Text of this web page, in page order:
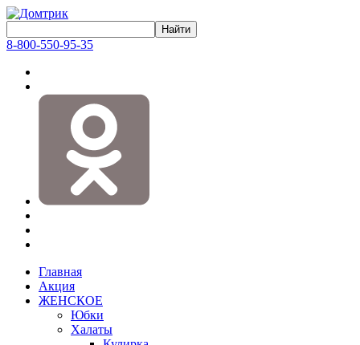
8-800-550-95-35
Главная
Акция
ЖЕНСКОЕ
Юбки
Халаты